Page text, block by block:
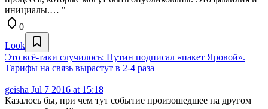
инициалы.… "
0
Look
Это всё-таки случилось: Путин подписал «пакет Яровой».
Тарифы на связь вырастут в 2-4 раза
geisha Jul 7 2016 at 15:18
Казалось бы, при чем тут событие произошедшее на другом